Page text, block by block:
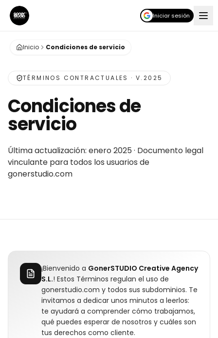
Iniciar sesión
Inicio Condiciones de servicio
TÉRMINOS CONTRACTUALES · V.2025
Condiciones de
servicio
Última actualización: enero 2025 · Documento legal
vinculante para todos los usuarios de
gonerstudio.com
¡Bienvenido a GonerSTUDIO Creative Agency
S.L.! Estos Términos regulan el uso de
gonerstudio.com y todos sus subdominios. Te
invitamos a dedicar unos minutos a leerlos:
te ayudará a comprender cómo trabajamos,
qué puedes esperar de nosotros y cuáles son
tus derechos como cliente.